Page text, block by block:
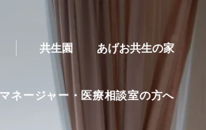
共生園 あげお共生の家
ネージャー・医療相談室の方へ